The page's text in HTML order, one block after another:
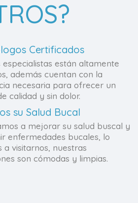
Certificados
especialistas están altamente
además cuentan con la
necesaria para ofrecer un
calidad y sin dolor.
su Salud Bucal
a mejorar su salud buscal y
enfermedades bucales, lo
a visitarnos, nuestras
son cómodas y limpias.